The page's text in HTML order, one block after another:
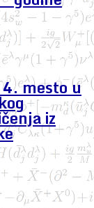
mesto u
iz